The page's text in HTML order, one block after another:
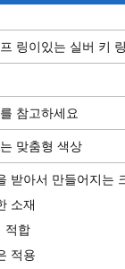
링이있는 실버 키 링
참고하세요
맞춤형 색상
받아서 만들어지는
소재
적합
적용